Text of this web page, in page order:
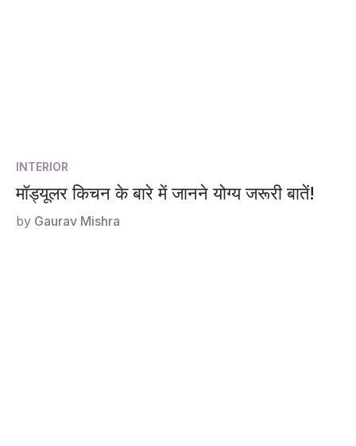
INTERIOR
मॉड्यूलर किचन के बारे में जानने योग्य जरूरी बातें!
by Gaurav Mishra